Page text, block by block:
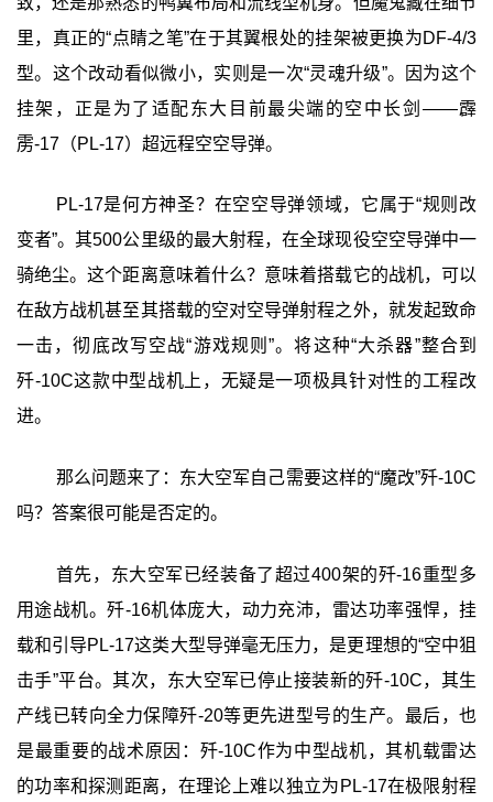
里，真正的“点睛之笔”在于其翼根处的挂架被更换为DF-4/3
型。这个改动看似微小，实则是一次“灵魂升级”。因为这个
挂架，正是为了适配东大目前最尖端的空中长剑——霹
雳-17（PL-17）超远程空空导弹。
PL-17是何方神圣？在空空导弹领域，它属于“规则改
变者”。其500公里级的最大射程，在全球现役空空导弹中一
骑绝尘。这个距离意味着什么？意味着搭载它的战机，可以
在敌方战机甚至其搭载的空对空导弹射程之外，就发起致命
一击，彻底改写空战“游戏规则”。将这种“大杀器”整合到
歼-10C这款中型战机上，无疑是一项极具针对性的工程改
进。
那么问题来了：东大空军自己需要这样的“魔改”歼-10C
吗？答案很可能是否定的。
首先，东大空军已经装备了超过400架的歼-16重型多
用途战机。歼-16机体庞大，动力充沛，雷达功率强悍，挂
载和引导PL-17这类大型导弹毫无压力，是更理想的“空中狙
击手”平台。其次，东大空军已停止接装新的歼-10C，其生
产线已转向全力保障歼-20等更先进型号的生产。最后，也
是最重要的战术原因：歼-10C作为中型战机，其机载雷达
的功率和探测距离，在理论上难以独立为PL-17在极限射程